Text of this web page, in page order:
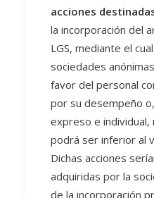
acciones
la incorporación del
LGS, mediante el
sociedades
favor del personal
por su desempeño
expreso e individual,
podrá ser inferior al
Dichas acciones
adquiridas por la
de la incorporación